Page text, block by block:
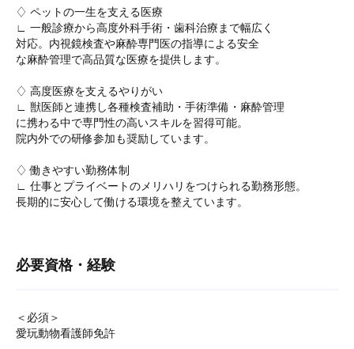
♢ ペットの一生を支える医療
∟ 一般診療から高度外科手術・歯科治療まで幅広く
対応。内視鏡検査や麻酔専門医の指導による安全
な麻酔管理で高品質な医療を提供します。
♢ 高度医療を支えるやりがい
∟ 獣医師と連携し各種検査補助・手術準備・麻酔管理
に携わる中で専門性の高いスキルを習得可能。
院内外での研修参加も奨励しています。
♢ 働きやすい勤務体制
∟ 仕事とプライベートのメリハリをつけられる勤務形態。
長期的に安心して働ける環境を整えています。
必要資格・経験
＜必須＞
愛玩動物看護師免許